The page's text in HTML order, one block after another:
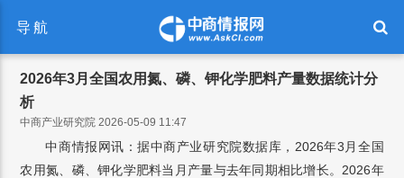
导航
2026年3月全国农用氮、磷、钾化学肥料产量数据统计分
析
中商产业研究院 2026-05-09 11:47
中商情报网讯：据中商产业研究院数据库，2026年3月全国
农用氮、磷、钾化学肥料当月产量与去年同期相比增长。2026年